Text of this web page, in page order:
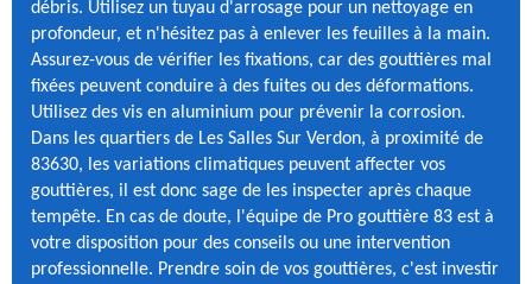
débris. Utilisez un tuyau d'arrosage pour un nettoyage en
profondeur, et n'hésitez pas à enlever les feuilles à la main.
Assurez-vous de vérifier les fixations, car des gouttières mal
fixées peuvent conduire à des fuites ou des déformations.
Utilisez des vis en aluminium pour prévenir la corrosion.
Dans les quartiers de Les Salles Sur Verdon, à proximité de
83630, les variations climatiques peuvent affecter vos
gouttières, il est donc sage de les inspecter après chaque
tempête. En cas de doute, l'équipe de Pro gouttière 83 est à
votre disposition pour des conseils ou une intervention
professionnelle. Prendre soin de vos gouttières, c'est investir